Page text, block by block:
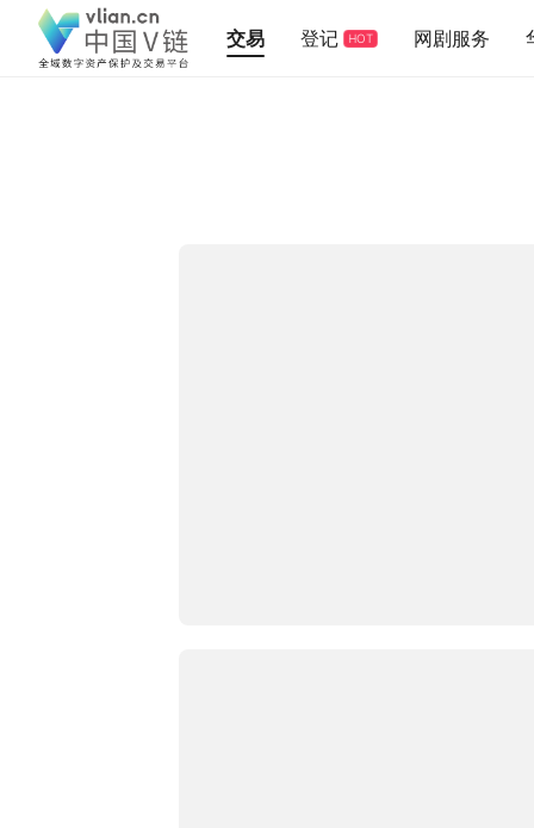
交易 登记 HOT 网剧服务